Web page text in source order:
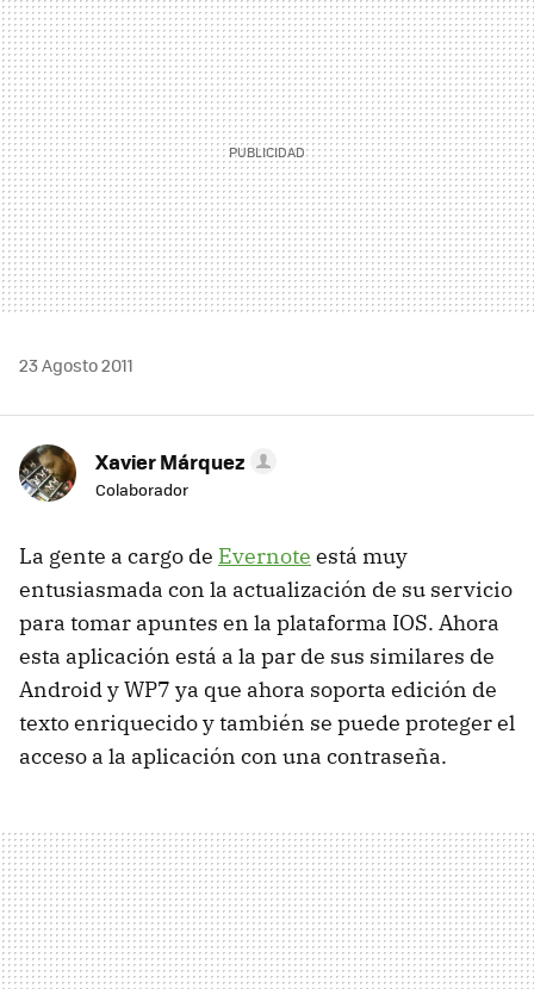
MAIL
23 Agosto 2011
Xavier Márquez
Colaborador
La gente a cargo de Evernote está muy
entusiasmada con la actualización de su servicio
para tomar apuntes en la plataforma IOS. Ahora
esta aplicación está a la par de sus similares de
Android y WP7 ya que ahora soporta edición de
texto enriquecido y también se puede proteger el
acceso a la aplicación con una contraseña.